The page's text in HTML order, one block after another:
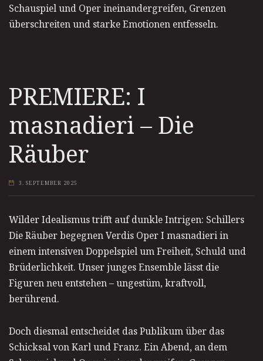
Schauspiel und Oper ineinandergreifen, Grenzen
überschreiten und starke Emotionen entfesseln.
PREMIERE: I
masnadieri – Die
Räuber
3. SEPTEMBER 2025
Wilder Idealismus trifft auf dunkle Intrigen: Schillers
Die Räuber begegnen Verdis Oper I masnadieri in
einem intensiven Doppelspiel um Freiheit, Schuld und
Brüderlichkeit. Unser junges Ensemble lässt die
Figuren neu entstehen – ungestüm, kraftvoll,
berührend.
Doch diesmal entscheidet das Publikum über das
Schicksal von Karl und Franz. Ein Abend, an dem